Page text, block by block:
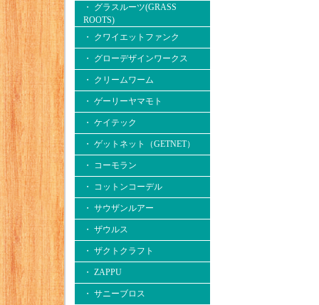
・ グラスルーツ(GRASS
ROOTS)
・ クワイエットファンク
・ グローデザインワークス
・ クリームワーム
・ ゲーリーヤマモト
・ ケイテック
・ ゲットネット（GETNET）
・ コーモラン
・ コットンコーデル
・ サウザンルアー
・ ザウルス
・ ザクトクラフト
・ ZAPPU
・ サニーブロス